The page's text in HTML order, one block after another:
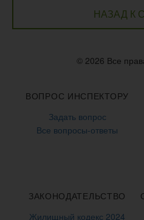
НАЗАД К
© 2026 Все
ВОПРОС ИНСПЕКТОРУ
Задать вопрос
Все вопросы-ответы
ЗАКОНОДАТЕЛЬСТВО
Жилищный кодекс 2024